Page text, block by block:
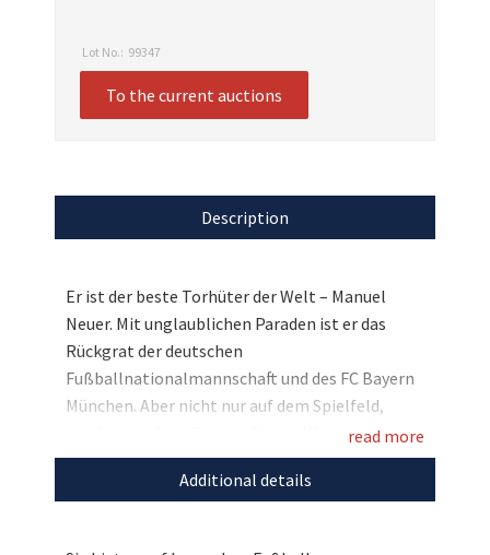
Lot No.: 99347
To the current auctions
Description
Er ist der beste Torhüter der Welt – Manuel
Neuer. Mit unglaublichen Paraden ist er das
Rückgrat der deutschen
Fußballnationalmannschaft und des FC Bayern
München. Aber nicht nur auf dem Spielfeld,
sondern auch im Einsatz für die Kleinsten, ist er
einer der ganz Großen. So auch jetzt, denn
zugunsten Stars4Kids stiftet er ein Paar seiner
read more
Additional details